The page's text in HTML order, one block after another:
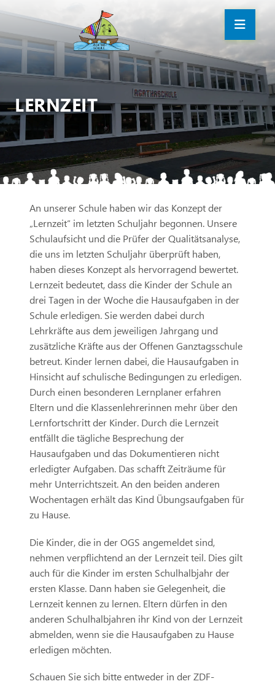
LERNZEIT
An unserer Schule haben wir das Konzept der
„Lernzeit“ im letzten Schuljahr begonnen. Unsere
Schulaufsicht und die Prüfer der Qualitätsanalyse,
die uns im letzten Schuljahr überprüft haben,
haben dieses Konzept als hervorragend bewertet.
Lernzeit bedeutet, dass die Kinder der Schule an
drei Tagen in der Woche die Hausaufgaben in der
Schule erledigen. Sie werden dabei durch
Lehrkräfte aus dem jeweiligen Jahrgang und
zusätzliche Kräfte aus der Offenen Ganztagsschule
betreut. Kinder lernen dabei, die Hausaufgaben in
Hinsicht auf schulische Bedingungen zu erledigen.
Durch einen besonderen Lernplaner erfahren
Eltern und die Klassenlehrerinnen mehr über den
Lernfortschritt der Kinder. Durch die Lernzeit
entfällt die tägliche Besprechung der
Hausaufgaben und das Dokumentieren nicht
erledigter Aufgaben. Das schafft Zeiträume für
mehr Unterrichtszeit. An den beiden anderen
Wochentagen erhält das Kind Übungsaufgaben für
zu Hause.
Die Kinder, die in der OGS angemeldet sind,
nehmen verpflichtend an der Lernzeit teil. Dies gilt
auch für die Kinder im ersten Schulhalbjahr der
ersten Klasse. Dann haben sie Gelegenheit, die
Lernzeit kennen zu lernen. Eltern dürfen in den
anderen Schulhalbjahren ihr Kind von der Lernzeit
abmelden, wenn sie die Hausaufgaben zu Hause
erledigen möchten.
Schauen Sie sich bitte entweder in der ZDF-